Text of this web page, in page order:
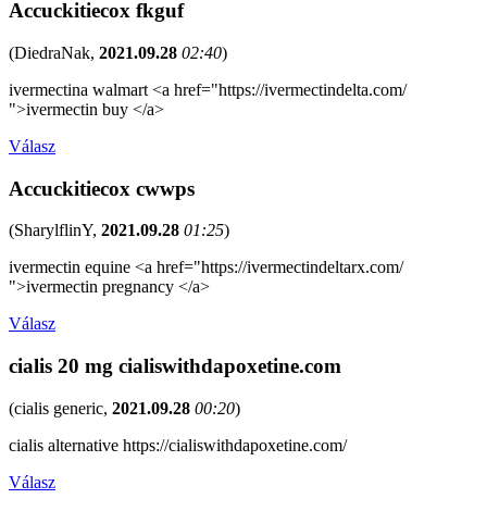
Accuckitiecox fkguf
(DiedraNak, 2021.09.28 02:40)
ivermectina walmart <a href="https://ivermectindelta.com/
">ivermectin buy </a>
Válasz
Accuckitiecox cwwps
(SharylflinY, 2021.09.28 01:25)
ivermectin equine <a href="https://ivermectindeltarx.com/
">ivermectin pregnancy </a>
Válasz
cialis 20 mg cialiswithdapoxetine.com
(cialis generic, 2021.09.28 00:20)
cialis alternative https://cialiswithdapoxetine.com/
Válasz